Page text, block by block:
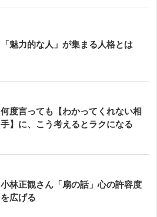
「魅力的な人」が集まる人格とは
何度言っても【わかってくれない相
手】に、こう考えるとラクになる
小林正観さん「扇の話」心の許容度
を広げる